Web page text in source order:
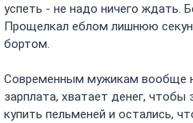
успеть - не надо ничего ждать.
Прощелкал еблом лишнюю
бортом.
Современным мужикам вообще
зарплата, хватает денег, чтобы
купить пельменей и остались,